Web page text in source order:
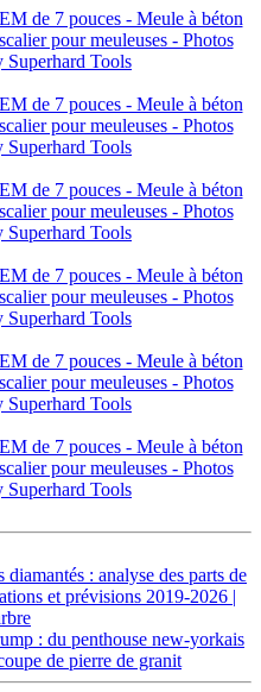
: analyse des parts de
et prévisions 2019-2026 |
: du penthouse new-yorkais
de pierre de granit